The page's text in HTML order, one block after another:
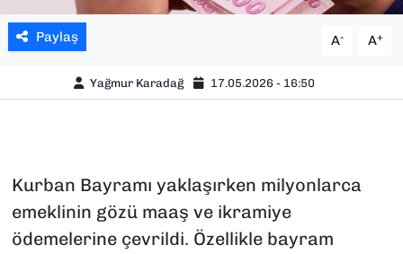
Paylaş A- A+
Yağmur Karadağ 17.05.2026 - 16:50
Kurban Bayramı yaklaşırken milyonlarca
emeklinin gözü maaş ve ikramiye
ödemelerine çevrildi. Özellikle bayram